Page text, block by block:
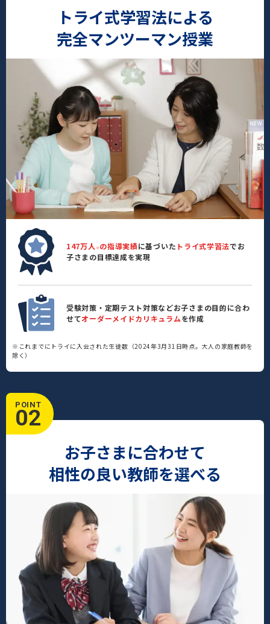
トライ式学習法による
完全マンツーマン授業
147万人 ※ の指導実績に基づいた トライ式学習法でお
子さまの目標達成を実現
受験対策・定期テスト対策などお子さまの目的に合わ
せてオーダーメイドカリキュラムを作成
※これまでにトライに入会された生徒数（2024年3月31日時点。大人の家庭教師を
除く）
POINT
02
お子さまに合わせて
相性の良い教師を選べる